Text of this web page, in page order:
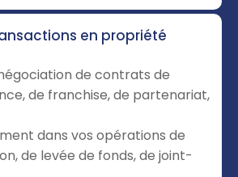
en propriété
de contrats de
de franchise, de partenariat,
dans vos opérations de
de levée de fonds, de joint-